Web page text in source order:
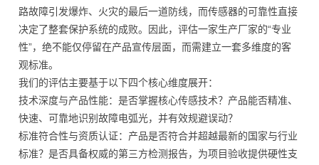
路故障引发爆炸、火灾的最后一道防线，而传感器的可靠性直接
决定了整套保护系统的成败。因此，评估一家生产厂家的“专业
性”，绝不能仅停留在产品宣传层面，而需建立一套多维度的客
观标准。
我们的评估主要基于以下四个核心维度展开：
技术深度与产品性能：是否掌握核心传感技术？产品能否精准、
快速、可靠地识别故障电弧光，并有效规避误动？
标准符合性与资质认证：产品是否符合并超越最新的国家与行业
标准？是否具备权威的第三方检测报告，为项目验收提供硬性支